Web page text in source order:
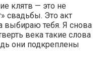
клятв — это не
свадьбы. Это акт
выбираю тебя. Я снова
века такие слова
они подкреплены